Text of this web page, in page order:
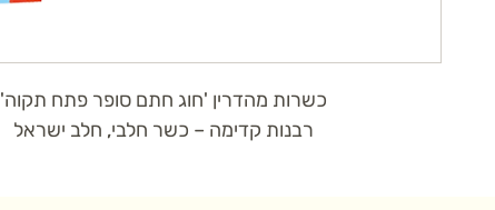
כשרות מהדרין 'חוג חתם סופר פתח תקוה'
רבנות קדימה – כשר חלבי, חלב ישראל